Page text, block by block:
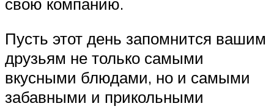
Пусть этот день запомнится вашим
друзьям не только самыми
вкусными блюдами, но и самыми
забавными и прикольными